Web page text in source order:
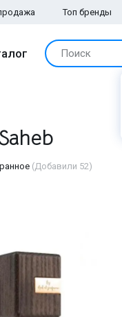
Топ бренды
Поиск
(Добавили 52)